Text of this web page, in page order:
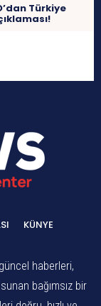
Türkiye
KÜNYE
haberleri,
bağımsız bir